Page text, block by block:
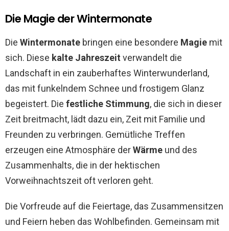
Die Magie der Wintermonate
Die Wintermonate bringen eine besondere Magie mit
sich. Diese kalte Jahreszeit verwandelt die
Landschaft in ein zauberhaftes Winterwunderland,
das mit funkelndem Schnee und frostigem Glanz
begeistert. Die festliche Stimmung, die sich in dieser
Zeit breitmacht, lädt dazu ein, Zeit mit Familie und
Freunden zu verbringen. Gemütliche Treffen
erzeugen eine Atmosphäre derWärme und des
Zusammenhalts, die in der hektischen
Vorweihnachtszeit oft verloren geht.
Die Vorfreude auf die Feiertage, das Zusammensitzen
und Feiern heben das Wohlbefinden. Gemeinsam mit